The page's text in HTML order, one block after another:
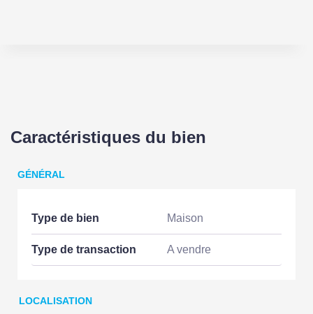
Caractéristiques du bien
GÉNÉRAL
Type de bien Maison
Type de transaction A vendre
LOCALISATION